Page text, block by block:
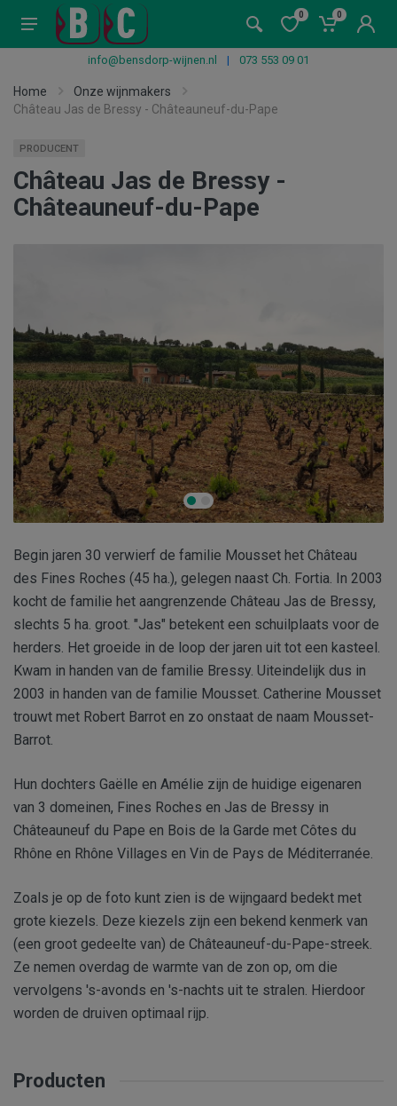
0 0
info@bensdorp-wijnen.nl | 073 553 09 01
Home
Onze wijnmakers
Château Jas de Bressy - Châteauneuf-du-Pape
PRODUCENT
Château Jas de Bressy -
Châteauneuf-du-Pape
Begin jaren 30 verwierf de familie Mousset het Château
des Fines Roches (45 ha.), gelegen naast Ch. Fortia. In 2003
kocht de familie het aangrenzende Château Jas de Bressy,
slechts 5 ha. groot. "Jas" betekent een schuilplaats voor de
herders. Het groeide in de loop der jaren uit tot een kasteel.
Kwam in handen van de familie Bressy. Uiteindelijk dus in
2003 in handen van de familie Mousset. Catherine Mousset
trouwt met Robert Barrot en zo onstaat de naam Mousset-
Barrot.
Hun dochters Gaëlle en Amélie zijn de huidige eigenaren
van 3 domeinen, Fines Roches en Jas de Bressy in
Châteauneuf du Pape en Bois de la Garde met Côtes du
Rhône en Rhône Villages en Vin de Pays de Méditerranée.
Zoals je op de foto kunt zien is de wijngaard bedekt met
grote kiezels. Deze kiezels zijn een bekend kenmerk van
(een groot gedeelte van) de Châteauneuf-du-Pape-streek.
Ze nemen overdag de warmte van de zon op, om die
vervolgens 's-avonds en 's-nachts uit te stralen. Hierdoor
worden de druiven optimaal rijp.
Producten